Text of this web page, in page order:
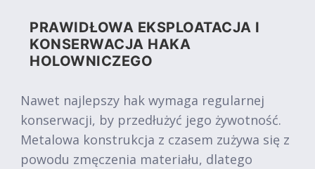
PRAWIDŁOWA EKSPLOATACJA I
KONSERWACJA HAKA
HOLOWNICZEGO
Nawet najlepszy hak wymaga regularnej
konserwacji, by przedłużyć jego żywotność.
Metalowa konstrukcja z czasem zużywa się z
powodu zmęczenia materiału, dlatego